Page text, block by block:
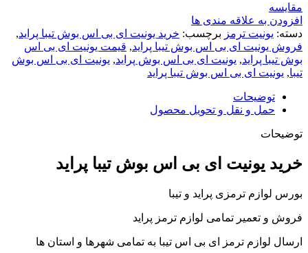
مقایسه
افزودن به علاقه مندی ها
دسته: یونیت ترمز برچسب: خرید یونیت ای بی اس بوش تیبا پراید,
فروش یونیت ای بی اس بوش تیبا پراید, قیمت یونیت ای بی اس
بوش تیبا پراید, یونیت ای بی اس بوش پراید, یونیت ای بی اس بوش
تیبا, یونیت ای بی اس بوش تیبا پراید
توضیحات
حمل و نقل و تحویل محصول
توضیحات
خرید یونیت ای بی اس بوش تیبا پراید
بورس لوازم ترمزی پراید و تیبا
فروش و تعمیر تمامی لوازم ترمز پراید
ارسال لوازم ترمز ای بی اس تیبا به تمامی شهرها و استان ها